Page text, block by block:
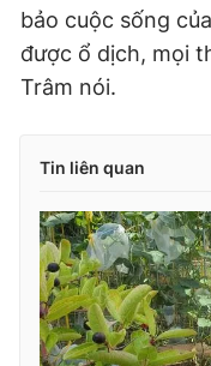
bảo cuộc sống
được ổ dịch, mọi
Trâm nói.
Tin liên quan